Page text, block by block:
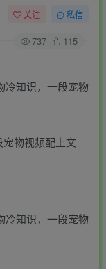
关注 私信
737 115
物视频配上文